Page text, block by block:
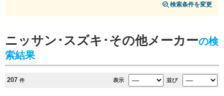
ニッサン･スズキ･その他メーカーの検
索結果
207 件 表示 並び
検索条件を変更